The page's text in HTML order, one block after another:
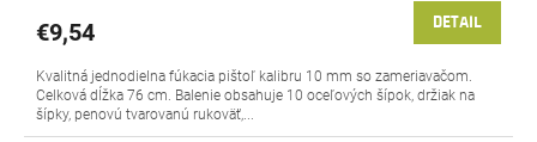
€9,54 DETAIL
Kvalitná jednodielna fúkacia pištoľ kalibru 10 mm so zameriavačom.
Celková dĺžka 76 cm. Balenie obsahuje 10 oceľových šípok, držiak na
šípky, penovú tvarovanú rukoväť,...